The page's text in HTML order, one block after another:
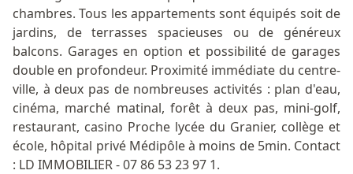
chambres. Tous les appartements sont équipés soit de
jardins, de terrasses spacieuses ou de généreux
balcons. Garages en option et possibilité de garages
double en profondeur. Proximité immédiate du centre-
ville, à deux pas de nombreuses activités : plan d'eau,
cinéma, marché matinal, forêt à deux pas, mini-golf,
restaurant, casino Proche lycée du Granier, collège et
école, hôpital privé Médipôle à moins de 5min. Contact
: LD IMMOBILIER - 07 86 53 23 97 1.